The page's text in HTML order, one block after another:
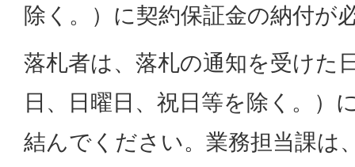
除く。）に契約保証金の納付が
落札者は、落札の通知を受けた
日、日曜日、祝日等を除く。）
結んでください。業務担当課は